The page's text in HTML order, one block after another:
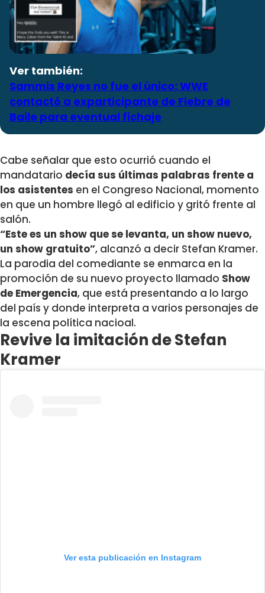
Ver también:
Sammis Reyes no fue el único: WWE
contactó a exparticipante de Fiebre de
Baile para eventual fichaje
Cabe señalar que esto ocurrió cuando el
mandatario decía sus últimas palabras frente a
los asistentes en el Congreso Nacional, momento
en que un hombre llegó al edificio y gritó frente al
salón.
“Este es un show que se levanta, un show nuevo,
un show gratuito”, alcanzó a decir Stefan Kramer.
La parodia del comediante se enmarca en la
promoción de su nuevo proyecto llamado Show
de Emergencia, que está presentando a lo largo
del país y donde interpreta a varios personajes de
la escena política nacioal.
Revive la imitación de Stefan
Kramer
Ver esta publicación en Instagram